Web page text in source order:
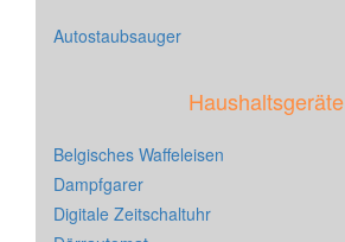
Autostaubsauger
Haushaltsgeräte
Belgisches Waffeleisen
Dampfgarer
Digitale Zeitschaltuhr